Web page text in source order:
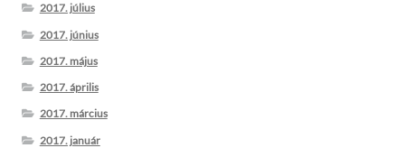
2017. július
2017. június
2017. május
2017. április
2017. március
2017. január